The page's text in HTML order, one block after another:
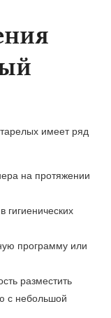
имеет ряд
на протяжении
программу или
разместить
с небольшой